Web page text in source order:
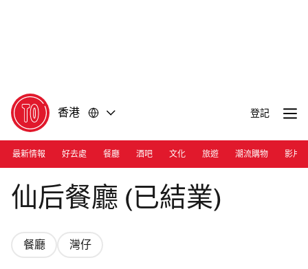
香港 登記
最新情報 好去處 餐廳 酒吧 文化 旅遊 潮流購物 影片
Photograph: Courtesy Junon
仙后餐廳 (已結業)
餐廳 灣仔